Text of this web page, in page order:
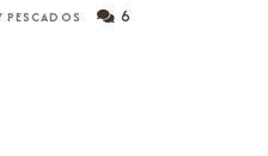
PESCADOS 6